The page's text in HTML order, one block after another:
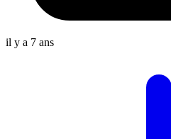
il y a 7 ans